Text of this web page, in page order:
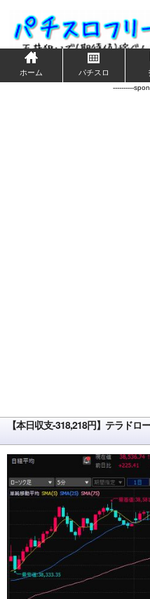
ホーム パチスロ
----------
【本日収支-318,218円】テラドロ